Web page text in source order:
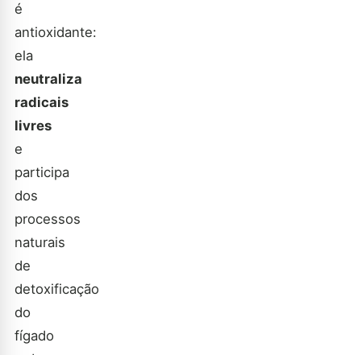
é
antioxidante:
ela
neutraliza
radicais
livres
e
participa
dos
processos
naturais
de
detoxificação
do
fígado